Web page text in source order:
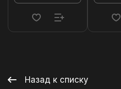
Назад к списку